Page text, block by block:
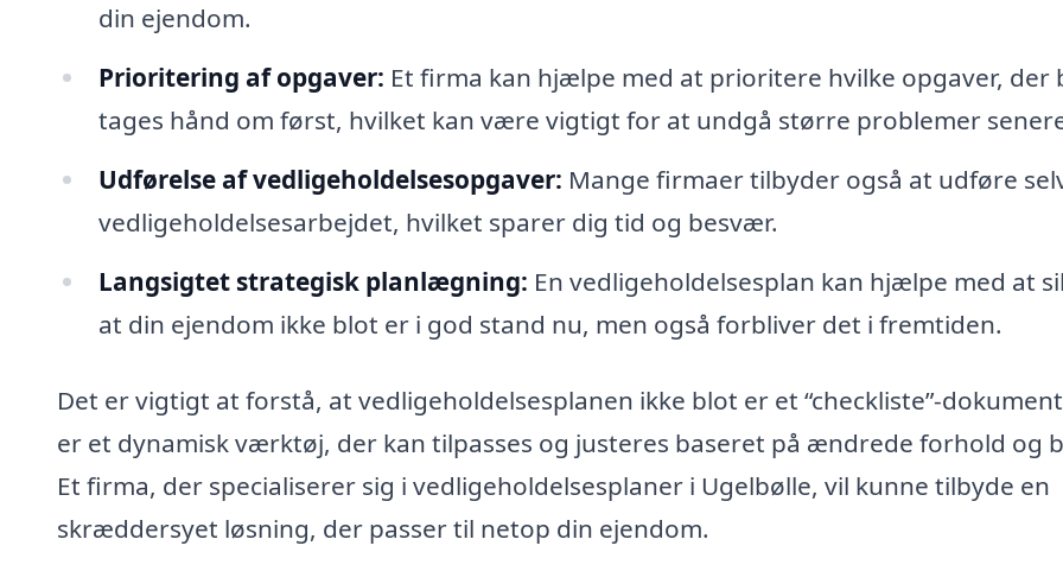
din ejendom.
Prioritering af opgaver: Et firma kan hjælpe med at prioritere hvilke opgaver, der
tages hånd om først, hvilket kan være vigtigt for at undgå større problemer
Udførelse af vedligeholdelsesopgaver: Mange firmaer tilbyder også at udføre
vedligeholdelsesarbejdet, hvilket sparer dig tid og besvær.
Langsigtet strategisk planlægning: En vedligeholdelsesplan kan hjælpe med at
at din ejendom ikke blot er i god stand nu, men også forbliver det i fremtiden.
Det er vigtigt at forstå, at vedligeholdelsesplanen ikke blot er et “checkliste”-
er et dynamisk værktøj, der kan tilpasses og justeres baseret på ændrede forhold og
Et firma, der specialiserer sig i vedligeholdelsesplaner i Ugelbølle, vil kunne tilbyde en
skræddersyet løsning, der passer til netop din ejendom.